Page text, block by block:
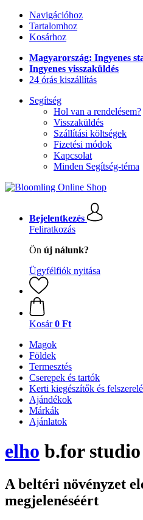
Navigációhoz
Tartalomhoz
Kosárhoz
Magyarország: Ingyenes
Ingyenes visszaküldés
24 órás kiszállítás
Segítség
Hol van a rendelésem?
Visszaküldés
Szállítási költségek
Fizetési módok
Kapcsolat
Minden Segítség-téma
Bejelentkezés
Feliratkozás
Ön új nálunk?
Ügyfélfiók nyitása
Kosár 0 Ft
Magok
Földek
Termesztés
Cserepek és tartók
Kerti kiegészítők és
Ajándékok
Márkák
Ajánlatok
elho b.for
A beltéri növényzet
megjelenéséért